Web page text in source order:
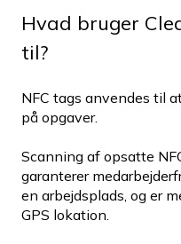
Hvad bruger
til?
NFC tags anvendes til
på opgaver.
Scanning af opsatte
garanterer
en arbejdsplads, og er
GPS lokation.